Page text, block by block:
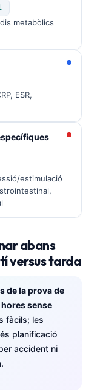
metabòlics
ESR,
estimulació
abans
versus tarda
de la prova de
hores sense
fàcils; les
planificació
accident ni